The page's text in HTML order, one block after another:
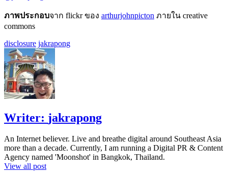
ภาพประกอบจาก flickr ของ arthurjohnpicton ภายใน creative
commons
disclosure jakrapong
Writer: jakrapong
An Internet believer. Live and breathe digital around Southeast Asia
more than a decade. Currently, I am running a Digital PR & Content
Agency named 'Moonshot' in Bangkok, Thailand.
View all post